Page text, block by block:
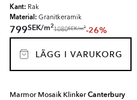
Kant: Rak
Material: Granitkeramik
799SEK/m2
1080SEK/m2-26%
LÄGG I VARUKORG
Marmor Mosaik KlinkerCanterbury